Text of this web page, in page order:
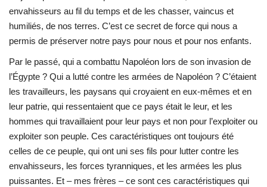
Les pionniers
Documents
L'exposition
Références
Gallery
envahisseurs au fil du temps et de les chasser, vaincus et
humiliés, de nos terres. C’est ce secret de force qui nous a
permis de préserver notre pays pour nous et pour nos enfants.
Par le passé, qui a combattu Napoléon lors de son invasion de
l’Égypte ? Qui a lutté contre les armées de Napoléon ? C’étaient
les travailleurs, les paysans qui croyaient en eux-mêmes et en
leur patrie, qui ressentaient que ce pays était le leur, et les
hommes qui travaillaient pour leur pays et non pour l’exploiter ou
exploiter son peuple. Ces caractéristiques ont toujours été
celles de ce peuple, qui ont uni ses fils pour lutter contre les
envahisseurs, les forces tyranniques, et les armées les plus
puissantes. Et – mes frères – ce sont ces caractéristiques qui